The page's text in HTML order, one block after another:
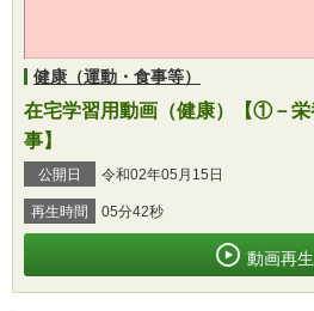
健康（運動・食事等）
在宅学習用動画（健康）【①－
事】
公開日 令和02年05月15日
再生時間 05分42秒
動画再生